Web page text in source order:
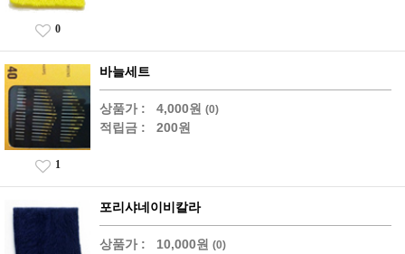
0
바늘세트
상품가 : 4,000원 (0)
적립금 : 200원
1
포리샤네이비칼라
상품가 : 10,000원 (0)